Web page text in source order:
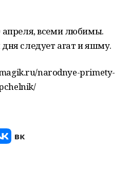
всеми любимы.
следует агат и яшму.
narodnye-primety-